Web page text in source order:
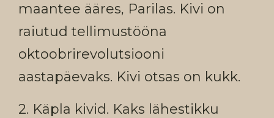
maantee ääres, Parilas. Kivi on
raiutud tellimustööna
oktoobrirevolutsiooni
aastapäevaks. Kivi otsas on kukk.
2. Käpla kivid. Kaks lähestikku